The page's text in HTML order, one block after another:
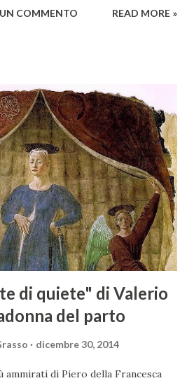
Vienna dalla società Wein & Kultur,
Consorzio Tutela Vini della
Montecucco e del Morellino di
è stato quello di promuovere
della regione in Austria, un
di crescita è ancora molto alto,
nella creazione di contatti
locali. Gli organizzatori
austriaco ed esperto di vini e
di lingua tedes...
COMMENTO READ MORE »
di quiete" di Valerio
del parto
dicembre 30, 2014
ammirati di Piero della Francesca